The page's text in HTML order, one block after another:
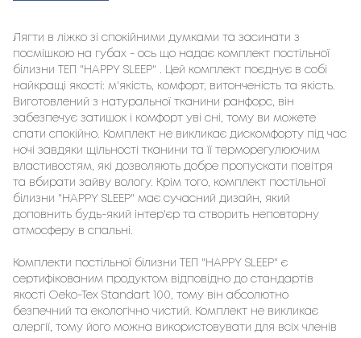
Лягти в ліжко зі спокійними думками та засинати з
посмішкою на губах - ось що надає комплект постільної
білизни ТЕП "HAPPY SLEEP" . Цей комплект поєднує в собі
найкращі якості: м'якість, комфорт, витонченість та якість.
Виготовлений з натуральної тканини ранфорс, він
забезпечує затишок і комфорт уві сні, тому ви можете
спати спокійно. Комплект не викликає дискомфорту під час
ночі завдяки щільності тканини та її терморегулюючим
властивостям, які дозволяють добре пропускати повітря
та вбирати зайву вологу. Крім того, комплект постільної
білизни "HAPPY SLEEP" має сучасний дизайн, який
доповнить будь-який інтер'єр та створить неповторну
атмосферу в спальні.
Комплекти постільної білизни ТЕП "HAPPY SLEEP" є
сертифікованим продуктом відповідно до стандартів
якості Oeko-Tex Standart 100, тому він абсолютно
безпечний та екологічно чистий. Комплект не викликає
алергії, тому його можна використовувати для всіх членів